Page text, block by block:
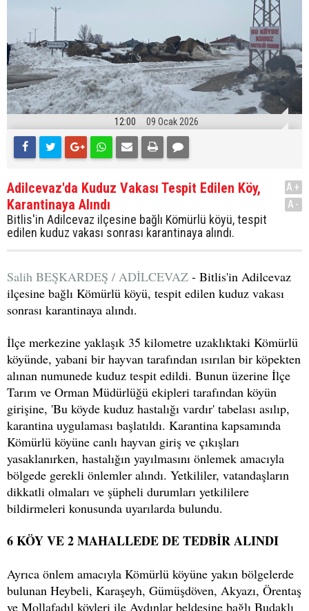
12:00 09 Ocak 2026
Adilcevaz'da Kuduz Vakası Tespit Edilen Köy,
Karantinaya Alındı
Bitlis'in Adilcevaz ilçesine bağlı Kömürlü köyü, tespit
edilen kuduz vakası sonrası karantinaya alındı.
A+
A-
Salih BEŞKARDEŞ / ADİLCEVAZ - Bitlis'in Adilcevaz
ilçesine bağlı Kömürlü köyü, tespit edilen kuduz vakası
sonrası karantinaya alındı.
İlçe merkezine yaklaşık 35 kilometre uzaklıktaki Kömürlü
köyünde, yabani bir hayvan tarafından ısırılan bir köpekten
alınan numunede kuduz tespit edildi. Bunun üzerine İlçe
Tarım ve Orman Müdürlüğü ekipleri tarafından köyün
girişine, 'Bu köyde kuduz hastalığı vardır' tabelası asılıp,
karantina uygulaması başlatıldı. Karantina kapsamında
Kömürlü köyüne canlı hayvan giriş ve çıkışları
yasaklanırken, hastalığın yayılmasını önlemek amacıyla
bölgede gerekli önlemler alındı. Yetkililer, vatandaşların
dikkatli olmaları ve şüpheli durumları yetkililere
bildirmeleri konusunda uyarılarda bulundu.
6 KÖY VE 2 MAHALLEDE DE TEDBİR ALINDI
Ayrıca önlem amacıyla Kömürlü köyüne yakın bölgelerde
bulunan Heybeli, Karaşeyh, Gümüşdöven, Akyazı, Örentaş
ve Mollafadıl köyleri ile Aydınlar beldesine bağlı Budaklı